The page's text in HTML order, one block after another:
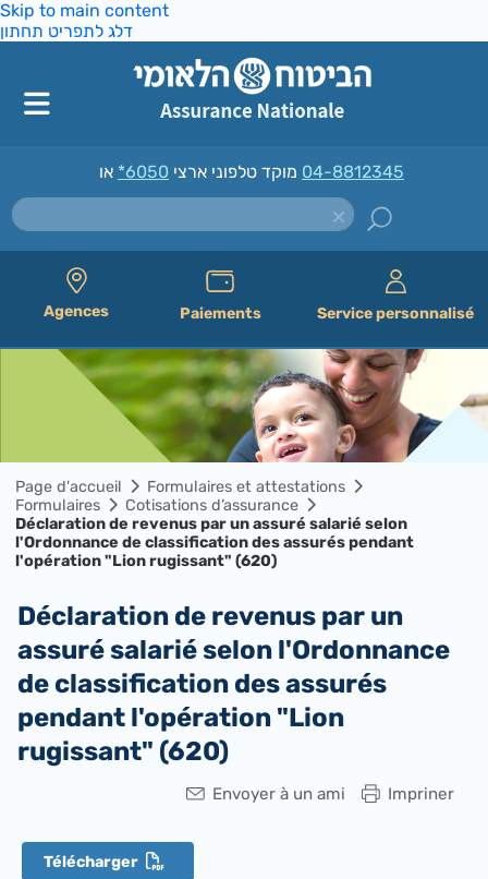
Skip to main content
דלג לתפריט תחתון
מוקד טלפוני ארצי *6050 04-8812345
Agences Paiements Service personnalisé
Page d'accueil
Formulaires et attestations
Formulaires
Cotisations d’assurance
Déclaration de revenus par un assuré salarié selon
l'Ordonnance de classification des assurés pendant
l'opération "Lion rugissant" (620)
Déclaration de revenus par un
assuré salarié selon l'Ordonnance
de classification des assurés
pendant l'opération "Lion
rugissant" (620)
Impriner
Envoyer à un ami
Télécharger